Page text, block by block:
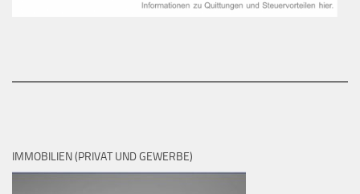
IMMOBILIEN (PRIVAT UND GEWERBE)